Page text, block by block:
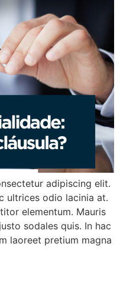
adipiscing elit.
ultrices odio lacinia at.
elementum. Mauris
sodales quis. In hac
laoreet pretium magna